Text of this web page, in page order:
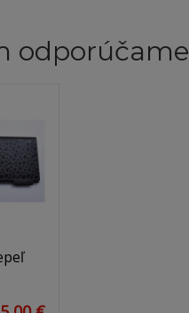
odporúčame